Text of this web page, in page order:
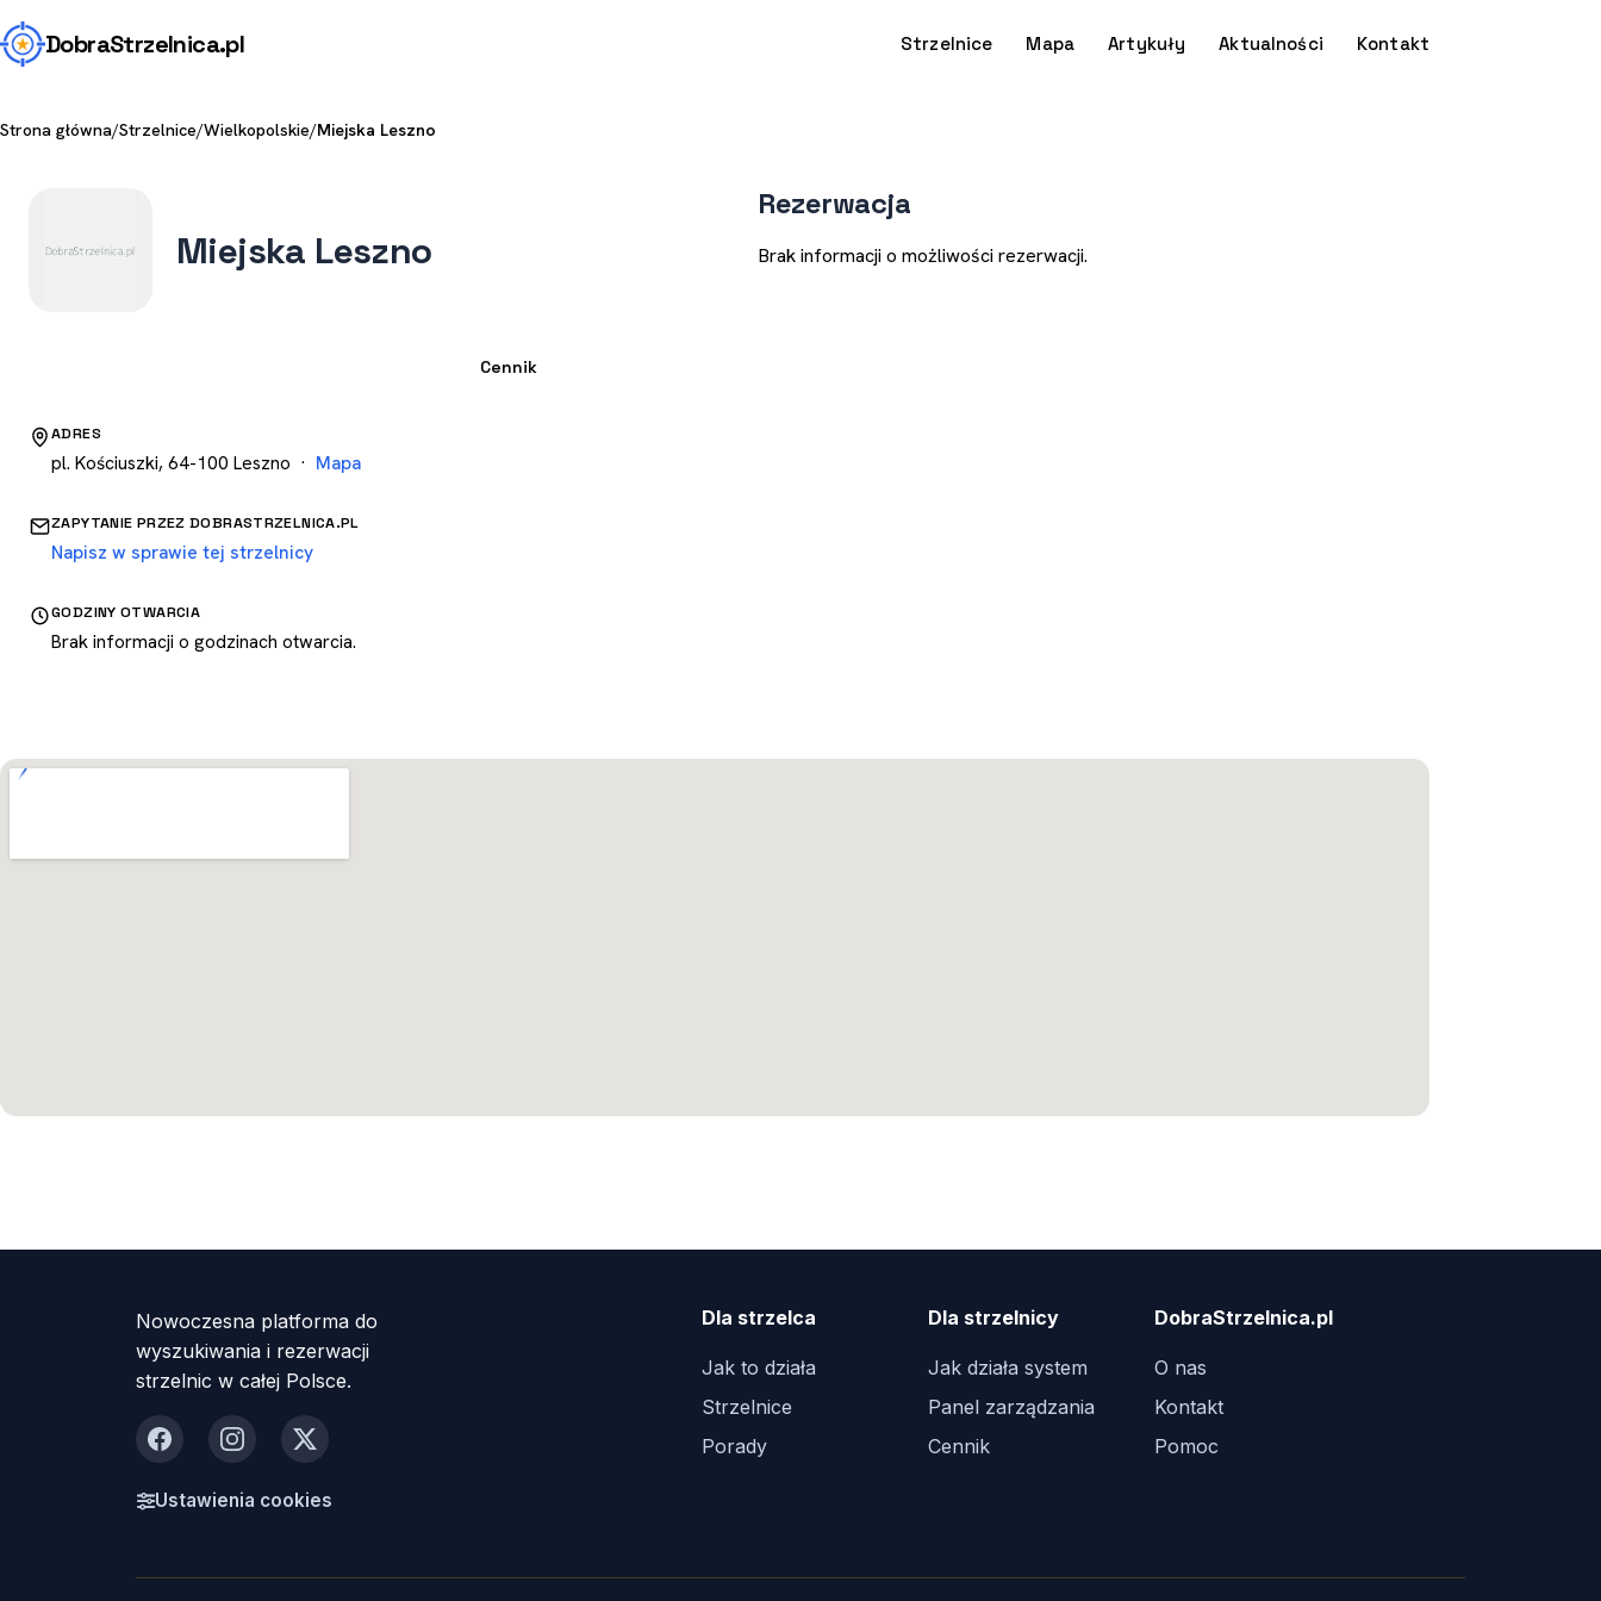
DobraStrzelnica.pl Strzelnice Mapa Artykuły Aktualności Kontakt
Strona główna/Strzelnice/Wielkopolskie/Miejska Leszno
Miejska Leszno
Cennik
ADRES
pl. Kościuszki, 64-100 Leszno · Mapa
ZAPYTANIE PRZEZ DOBRASTRZELNICA.PL
Napisz w sprawie tej strzelnicy
GODZINY OTWARCIA
Brak informacji o godzinach otwarcia.
Rezerwacja
Brak informacji o możliwości rezerwacji.
Nowoczesna platforma do
wyszukiwania i rezerwacji
strzelnic w całej Polsce.
FacebookInstagram
X
Ustawienia cookies
Dla strzelca
Jak to działa
Strzelnice
Porady
Dla strzelnicy
Jak działa system
Panel zarządzania
Cennik
DobraStrzelnica.pl
O nas
Kontakt
Pomoc